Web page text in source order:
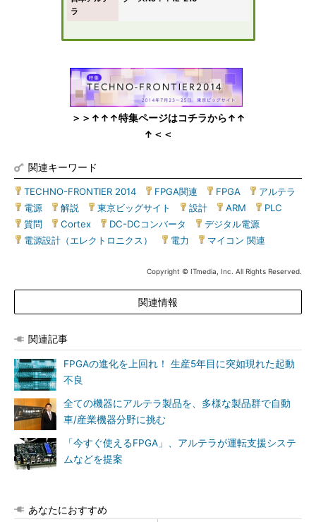
ラ
＞＞↑↑↑特集ページはコチラから↑↑
↑＜＜
関連キーワード
TECHNO-FRONTIER 2014 FPGA関連 FPGA アルテラ
電源
解説 東京ビッグサイト 設計 ARM PLC
質問
Cortex DC-DCコンバータ デジタル電源
電源設計（エレクトロニクス）
電力 マイコン 関連
Copyright © ITmedia, Inc. All Rights Reserved.
関連情報
関連記事
FPGAの進化を上回れ！ 生産5年目に突如現れた起動
不良
全ての機器にアルテラ製品を、多様な製品群で自動
車/産業機器分野に挑む
「今すぐ使えるFPGA」、アルテラが運転支援システ
ムなどを提案
あなたにおすすめ